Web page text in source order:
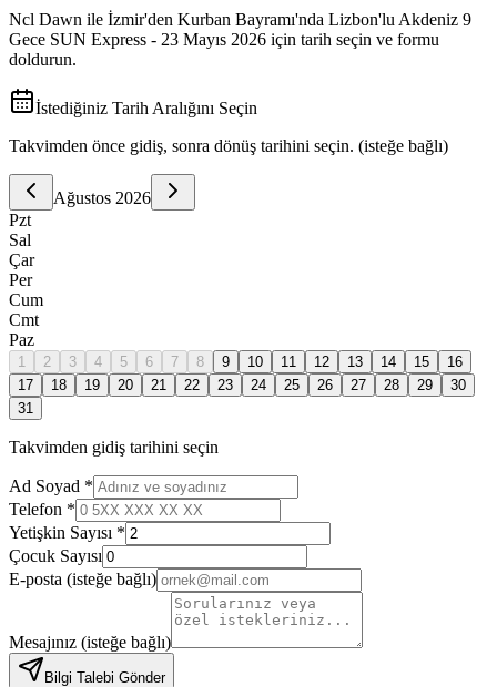
Ncl Dawn ile İzmir'den Kurban Bayramı'nda Lizbon'lu Akdeniz 9
Gece SUN Express - 23 Mayıs 2026 için tarih seçin ve formu
doldurun.
İstediğiniz Tarih Aralığını Seçin
Takvimden önce gidiş, sonra dönüş tarihini seçin. (isteğe bağlı)
Ağustos 2026
Pzt
Sal
Çar
Per
Cum
Cmt
Paz
1 2 3 4 5 6 7 8 9 10 11 12 13 14 15
16
17
18 19 20 21 22 23 24 25 26 27 28 29
30
31
Takvimden gidiş tarihini seçin
Ad Soyad *
Telefon *
Yetişkin Sayısı *
Çocuk Sayısı
E-posta (isteğe bağlı)
Mesajınız (isteğe bağlı)
Bilgi Talebi Gönder